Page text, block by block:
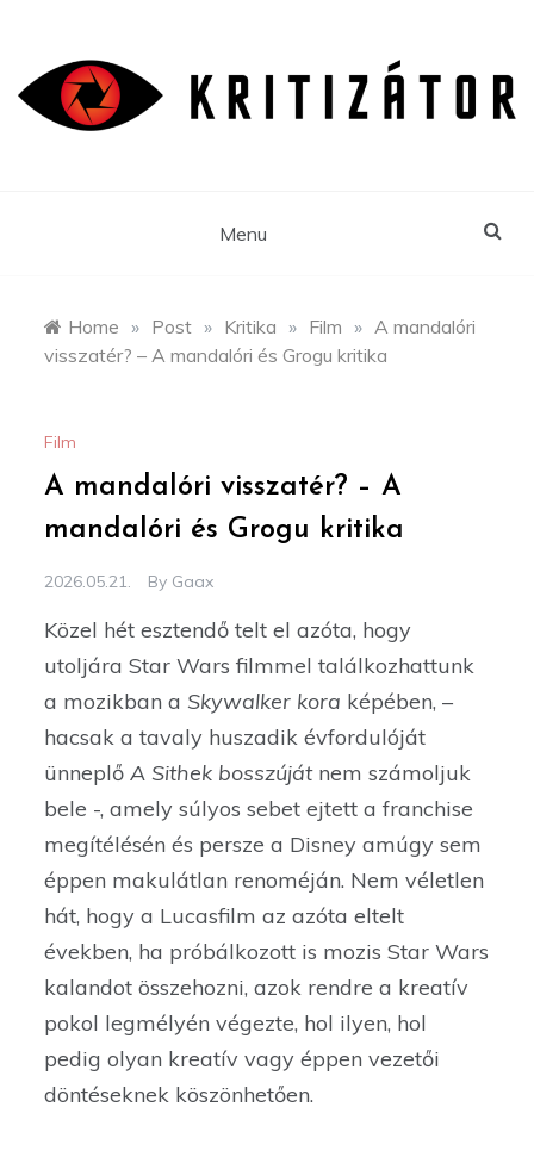
content
Menu
Home » Post » Kritika » Film » A mandalóri
visszatér? – A mandalóri és Grogu kritika
Film
A mandalóri visszatér? – A
mandalóri és Grogu kritika
2026.05.21. By Gaax
Közel hét esztendő telt el azóta, hogy
utoljára Star Wars filmmel találkozhattunk
a mozikban aSkywalker kora képében, –
hacsak a tavaly huszadik évfordulóját
ünneplőA Sithek bosszújátnem számoljuk
bele -, amely súlyos sebet ejtett a franchise
megítélésén és persze a Disney amúgy sem
éppen makulátlan renoméján. Nem véletlen
hát, hogy a Lucasfilm az azóta eltelt
években, ha próbálkozott is mozis Star Wars
kalandot összehozni, azok rendre a kreatív
pokol legmélyén végezte, hol ilyen, hol
pedig olyan kreatív vagy éppen vezetői
döntéseknek köszönhetően.